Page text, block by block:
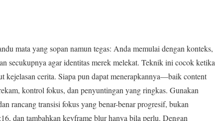
mata yang sopan namun tegas: Anda memulai dengan konteks,
secukupnya agar identitas merek melekat. Teknik ini cocok ketika
kejelasan cerita. Siapa pun dapat menerapkannya—baik content
kontrol fokus, dan penyuntingan yang ringkas. Gunakan
rancang transisi fokus yang benar-benar progresif, bukan
dan tambahkan keyframe blur hanya bila perlu. Dengan